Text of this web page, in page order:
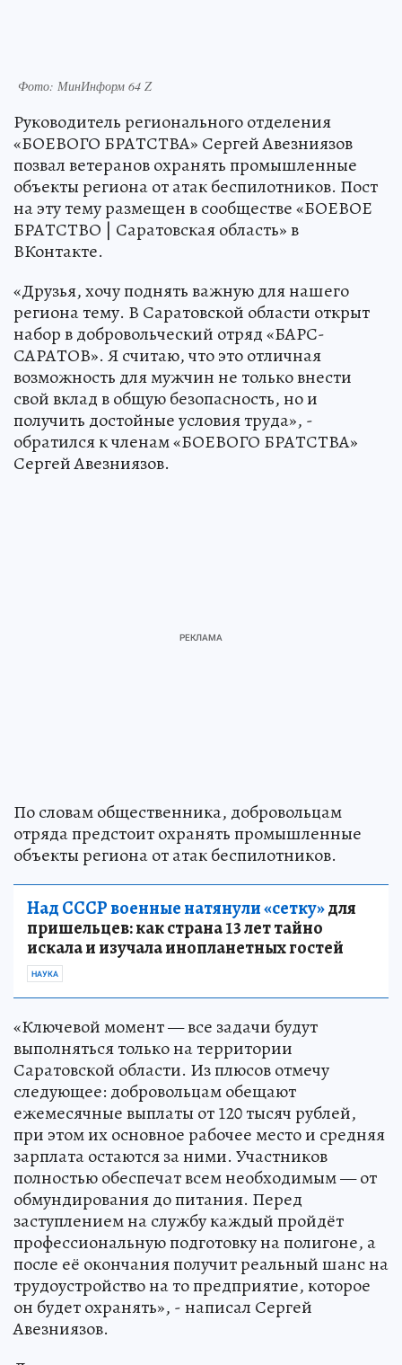
Фото: МинИнформ 64 Z
Руководитель регионального отделения
«БОЕВОГО БРАТСТВА» Сергей Авезниязов
позвал ветеранов охранять промышленные
объекты региона от атак беспилотников. Пост
на эту тему размещен в сообществе «БОЕВОЕ
БРАТСТВО | Саратовская область» в
ВКонтакте.
«Друзья, хочу поднять важную для нашего
региона тему. В Саратовской области открыт
набор в добровольческий отряд «БАРС-
САРАТОВ». Я считаю, что это отличная
возможность для мужчин не только внести
свой вклад в общую безопасность, но и
получить достойные условия труда», -
обратился к членам «БОЕВОГО БРАТСТВА»
Сергей Авезниязов.
По словам общественника, добровольцам
отряда предстоит охранять промышленные
объекты региона от атак беспилотников.
Над СССР военные натянули «сетку»для
пришельцев: как страна 13 лет тайно
искала и изучала инопланетных гостей
НАУКА
«Ключевой момент — все задачи будут
выполняться только на территории
Саратовской области. Из плюсов отмечу
следующее: добровольцам обещают
ежемесячные выплаты от 120 тысяч рублей,
при этом их основное рабочее место и средняя
зарплата остаются за ними. Участников
полностью обеспечат всем необходимым — от
обмундирования до питания. Перед
заступлением на службу каждый пройдёт
профессиональную подготовку на полигоне, а
после её окончания получит реальный шанс на
трудоустройство на то предприятие, которое
он будет охранять», - написал Сергей
Авезниязов.